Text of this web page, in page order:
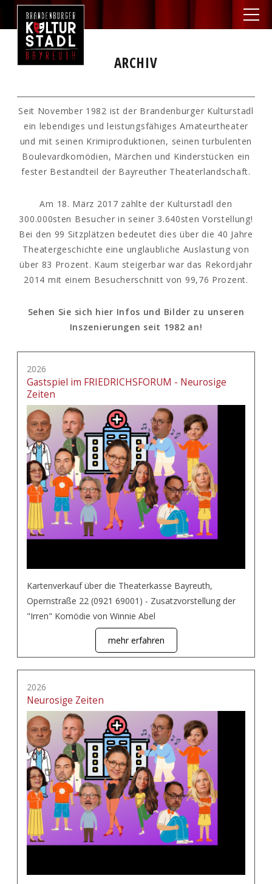
ARCHIV
Seit November 1982 ist der Brandenburger Kulturstadl
ein lebendiges und leistungsfähiges Amateurtheater
und mit seinen Krimiproduktionen, seinen turbulenten
Boulevardkomödien, Märchen und Kinderstücken ein
fester Bestandteil der Bayreuther Theaterlandschaft.
Am 18. März 2017 zählte der Kulturstadl den
300.000sten Besucher in seiner 3.640sten Vorstellung!
Bei den 99 Sitzplätzen bedeutet dies über die 40 Jahre
Theatergeschichte eine unglaubliche Auslastung von
über 83 Prozent. Kaum steigerbar war das Rekordjahr
2014 mit einem Besucherschnitt von 99,76 Prozent.
Sehen Sie sich hier Infos und Bilder zu unseren
Inszenierungen seit 1982 an!
2026
Gastspiel im FRIEDRICHSFORUM - Neurosige
Zeiten
Kartenverkauf über die Theaterkasse Bayreuth,
Opernstraße 22 (0921 69001) - Zusatzvorstellung der
"Irren" Komödie von Winnie Abel
mehr erfahren
2026
Neurosige Zeiten